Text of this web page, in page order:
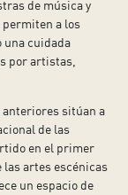
de música y
a los
una cuidada
por artistas,
sitúan a
de las
en el primer
las artes escénicas
un espacio de